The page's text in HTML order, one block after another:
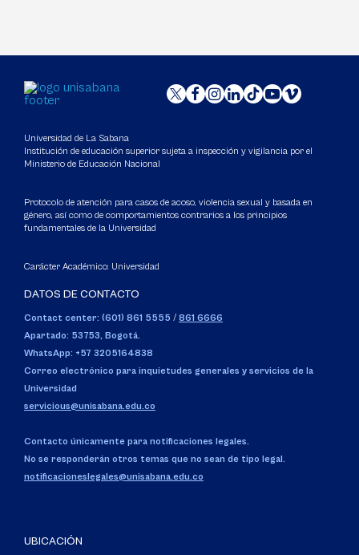
Universidad de La Sabana
Institución de educación superior sujeta a inspección y vigilancia por el
Ministerio de Educación Nacional
Protocolo de atención para casos de acoso, violencia sexual y basada en
género, así como de comportamientos contrarios a los principios
fundamentales de la Universidad
Carácter Académico: Universidad
DATOS DE CONTACTO
Contact center: (601) 861 5555 / 861 6666
Apartado: 53753, Bogotá.
WhatsApp: +57 3205164838
Correo electrónico para inquietudes generales y servicios de la
Universidad
servicious@unisabana.edu.co
Contacto únicamente para notificaciones legales.
No se responderán otros temas que no sean de tipo legal.
notificacioneslegales@unisabana.edu.co
UBICACIÓN